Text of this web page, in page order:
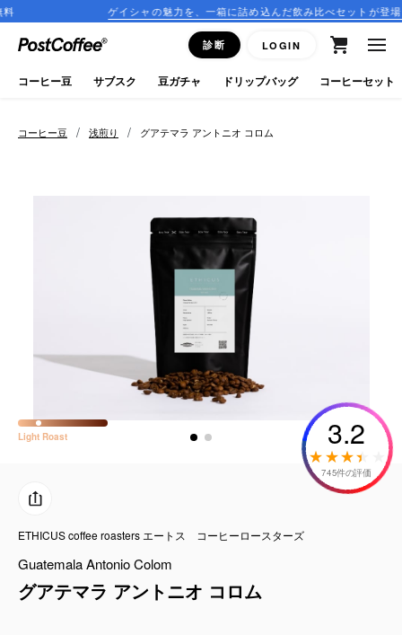
ゲイシャの魅力を、一箱に詰め込んだ飲み比べセットが登場！
診断 LOGIN
close
ログイン
新規会員登録
ドリップバッグ
アクセサリ
ギフトセット
コーヒー豆 / 浅煎り / グアテマラ アントニオ コロム
Light Roast 3.2
745件の評価
ETHICUS coffee roasters エートス コーヒーロースターズ
Guatemala Antonio Colom
グアテマラ アントニオ コロム
コーヒー豆 サブスク 豆ガチャ ドリップバッグ コーヒーセット